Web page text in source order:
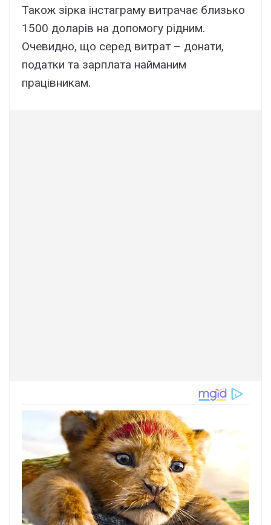
Також зірка інстаграму витрачає близько
1500 доларів на допомогу рідним.
Очевидно, що серед витрат – донати,
податки та зарплата найманим
працівникам.